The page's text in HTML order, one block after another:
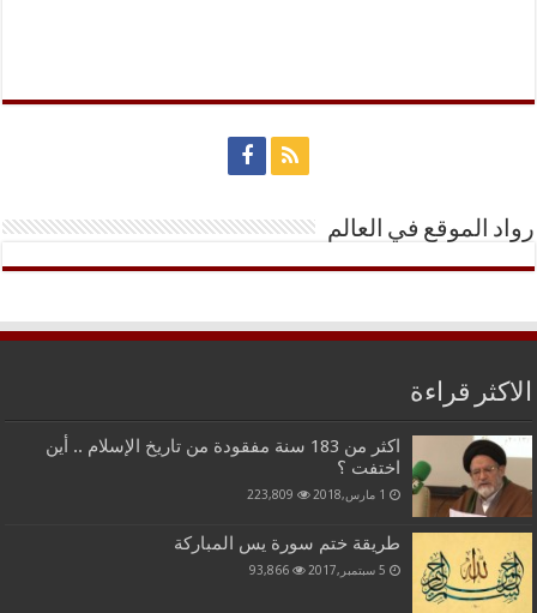
رواد الموقع في العالم
الاكثر قراءة
اكثر من 183 سنة مفقودة من تاريخ الإسلام .. أين
اختفت ؟
1 مارس,2018 223,809
طريقة ختم سورة يس المباركة
5 سبتمبر,2017 93,866